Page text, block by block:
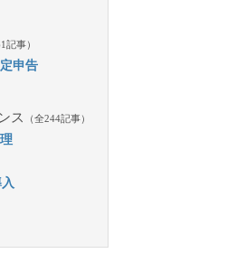
記事）
申告
ス （全244記事）